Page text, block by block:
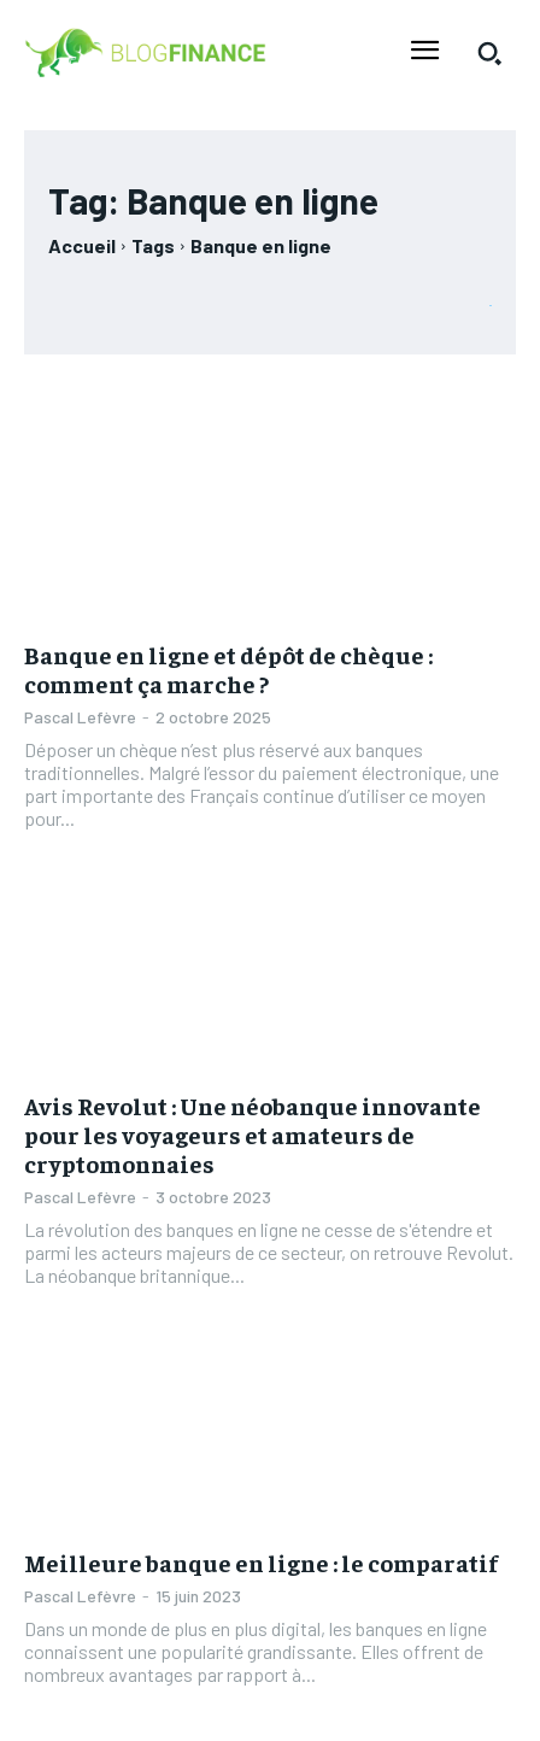
Tag: Banque en ligne
Accueil Tags Banque en ligne
Banque en ligne et dépôt de chèque :
comment ça marche ?
Pascal Lefèvre - 2 octobre 2025
Déposer un chèque n’est plus réservé aux banques
traditionnelles. Malgré l’essor du paiement électronique, une
part importante des Français continue d’utiliser ce moyen
pour...
Avis Revolut : Une néobanque innovante
pour les voyageurs et amateurs de
cryptomonnaies
Pascal Lefèvre - 3 octobre 2023
La révolution des banques en ligne ne cesse de s'étendre et
parmi les acteurs majeurs de ce secteur, on retrouve Revolut.
La néobanque britannique...
Meilleure banque en ligne : le comparatif
Pascal Lefèvre - 15 juin 2023
Dans un monde de plus en plus digital, les banques en ligne
connaissent une popularité grandissante. Elles offrent de
nombreux avantages par rapport à...